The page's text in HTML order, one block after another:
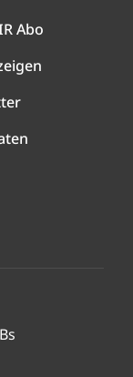
Abo